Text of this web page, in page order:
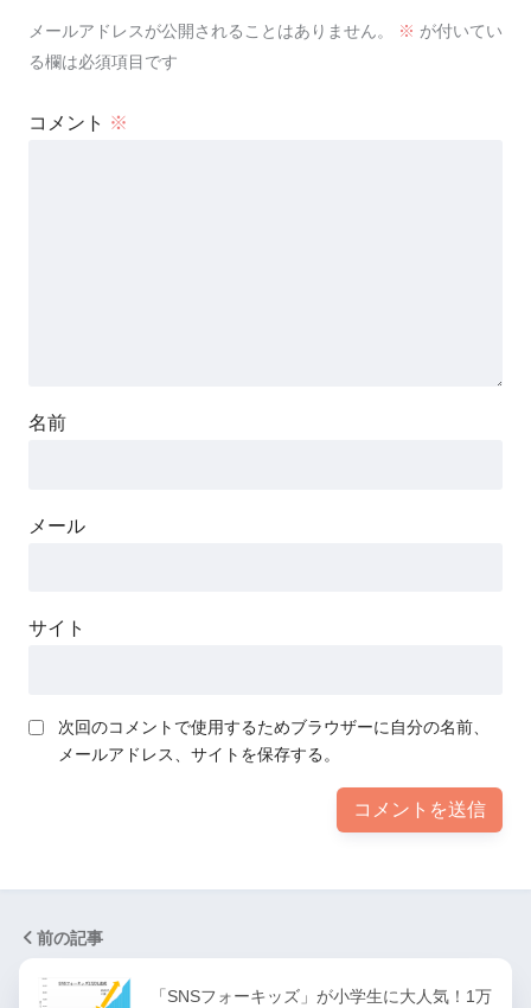
メールアドレスが公開されることはありません。 ※ が付いてい
る欄は必須項目です
コメント ※
名前
メール
サイト
次回のコメントで使用するためブラウザーに自分の名前、
メールアドレス、サイトを保存する。
前の記事
「SNSフォーキッズ」が小学生に大人気！1万